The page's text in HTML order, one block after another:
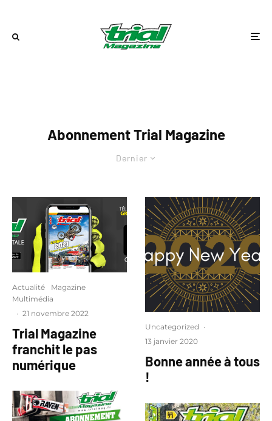
Abonnement Trial Magazine
Dernier
Actualité
Magazine
Multimédia
· 21 novembre 2022
Trial Magazine
franchit le pas
numérique
Uncategorized ·
13 janvier 2020
Bonne année à tous
!